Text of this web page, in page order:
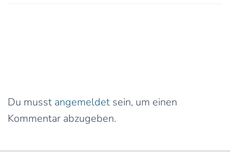
Du musst angemeldet sein, um einen
Kommentar abzugeben.